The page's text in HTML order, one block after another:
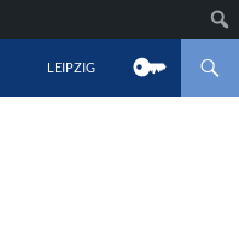
LEIPZIG